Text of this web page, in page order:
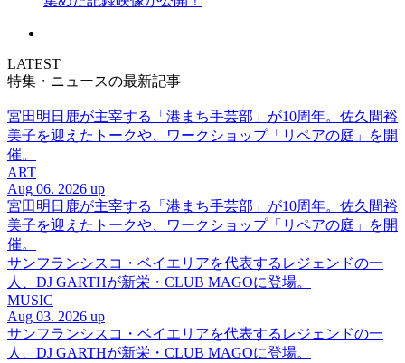
LATEST
特集・ニュースの最新記事
宮田明日鹿が主宰する「港まち手芸部」が10周年。佐久間裕
美子を迎えたトークや、ワークショップ「リペアの庭」を開
催。
ART
Aug 06. 2026 up
宮田明日鹿が主宰する「港まち手芸部」が10周年。佐久間裕
美子を迎えたトークや、ワークショップ「リペアの庭」を開
催。
サンフランシスコ・ベイエリアを代表するレジェンドの一
人、DJ GARTHが新栄・CLUB MAGOに登場。
MUSIC
Aug 03. 2026 up
サンフランシスコ・ベイエリアを代表するレジェンドの一
人、DJ GARTHが新栄・CLUB MAGOに登場。